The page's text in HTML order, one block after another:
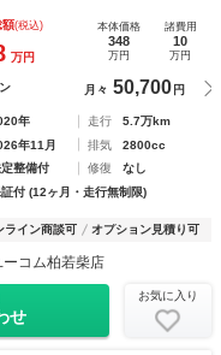
ライド ＬＥＤヘッド
ル ナビ＆ＴＶ Ｃ
額(税込)
万円
本体価格
348
万円
諸費用
10
万円
月々 50,700 円
年 走行
5.7万km
年11月 排気
2800cc
整備付 修復
なし
付 (12ヶ月・走行無制限)
ライン商談可 オプション見積り可
コム柏若柴店
せ
お気に入り